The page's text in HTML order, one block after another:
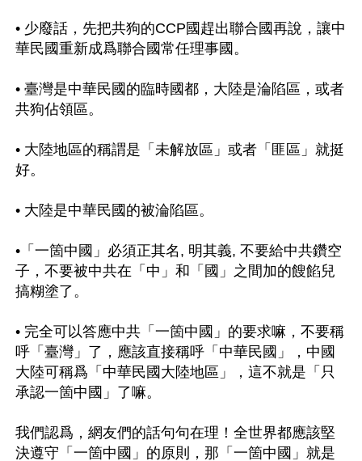
• 少廢話，先把共狗的CCP國趕出聯合國再說，讓中
華民國重新成爲聯合國常任理事國。
• 臺灣是中華民國的臨時國都，大陸是淪陷區，或者
共狗佔領區。
• 大陸地區的稱謂是「未解放區」或者「匪區」就挺
好。
• 大陸是中華民國的被淪陷區。
•「一箇中國」必須正其名, 明其義, 不要給中共鑽空
子，不要被中共在「中」和「國」之間加的餿餡兒
搞糊塗了。
• 完全可以答應中共「一箇中國」的要求嘛，不要稱
呼「臺灣」了，應該直接稱呼「中華民國」，中國
大陸可稱爲「中華民國大陸地區」，這不就是「只
承認一箇中國」了嘛。
我們認爲，網友們的話句句在理！全世界都應該堅
決遵守「一箇中國」的原則，那「一箇中國」就是